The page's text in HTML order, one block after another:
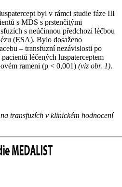
byl v rámci studie fáze III
s MDS s prstenčitými
s neúčinnou předchozí léčbou
(ESA). Bylo dosaženo
–⁠ transfuzní nezávislosti po
léčených luspaterceptem
rameni (p < 0,001) (viz obr. 1).
transfuzích v klinickém hodnocení